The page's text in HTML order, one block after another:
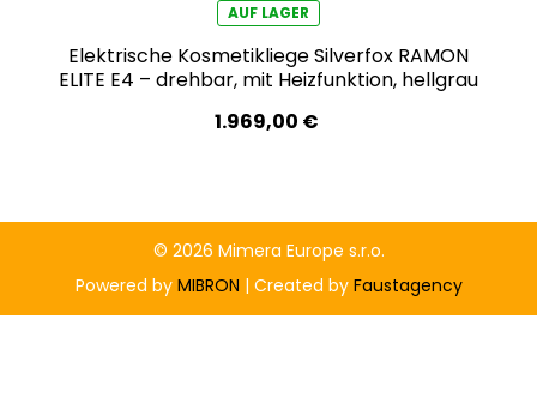
AUF LAGER
Elektrische Kosmetikliege Silverfox RAMON
ELITE E4 – drehbar, mit Heizfunktion, hellgrau
1.969,00 €
© 2026 Mimera Europe s.r.o.
Powered by MIBRON | Created by Faustagency